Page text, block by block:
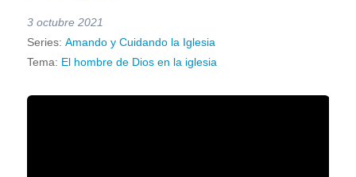
3 octubre 2021
Series: Amando y Cuidando la Iglesia
Tema: El hombre de Dios en la iglesia